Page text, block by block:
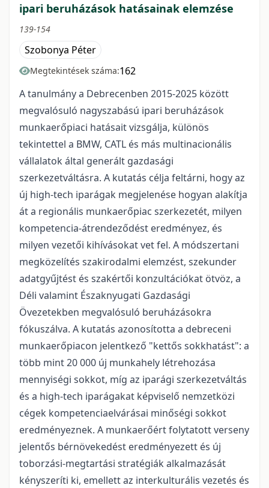
ipari beruházások hatásainak elemzése
139-154
Szobonya Péter
Megtekintések száma:162
A tanulmány a Debrecenben 2015-2025 között
megvalósuló nagyszabású ipari beruházások
munkaerőpiaci hatásait vizsgálja, különös
tekintettel a BMW, CATL és más multinacionális
vállalatok által generált gazdasági
szerkezetváltásra. A kutatás célja feltárni, hogy az
új high-tech iparágak megjelenése hogyan alakítja
át a regionális munkaerőpiac szerkezetét, milyen
kompetencia-átrendeződést eredményez, és
milyen vezetői kihívásokat vet fel. A módszertani
megközelítés szakirodalmi elemzést, szekunder
adatgyűjtést és szakértői konzultációkat ötvöz, a
Déli valamint Északnyugati Gazdasági
Övezetekben megvalósuló beruházásokra
fókuszálva. A kutatás azonosította a debreceni
munkaerőpiacon jelentkező "kettős sokkhatást": a
több mint 20 000 új munkahely létrehozása
mennyiségi sokkot, míg az iparági szerkezetváltás
és a high-tech iparágakat képviselő nemzetközi
cégek kompetenciaelvárásai minőségi sokkot
eredményeznek. A munkaerőért folytatott verseny
jelentős bérnövekedést eredményezett és új
toborzási-megtartási stratégiák alkalmazását
kényszeríti ki, emellett az interkulturális vezetés és